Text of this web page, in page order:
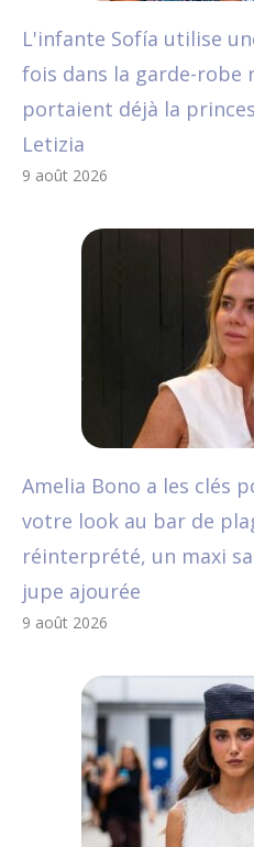
L'infante Sofía utilise
fois dans la garde-robe
portaient déjà la
Letizia
9 août 2026
Amelia Bono a les clés
votre look au bar de
réinterprété, un maxi
jupe ajourée
9 août 2026